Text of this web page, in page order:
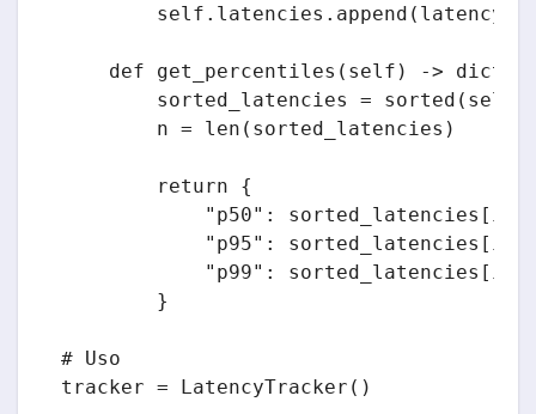
    def get_percentiles(self) -> dict:
sorted_latencies =
        n = len(sorted_latencies)
        return {
"p50":
"p95":
"p99":
        }
# Uso
tracker = LatencyTracker()